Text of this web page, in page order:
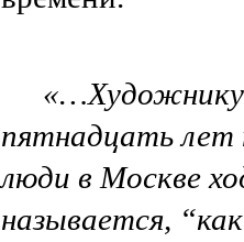
«…Художнику
пятнадцать
люди в Москве
называется,